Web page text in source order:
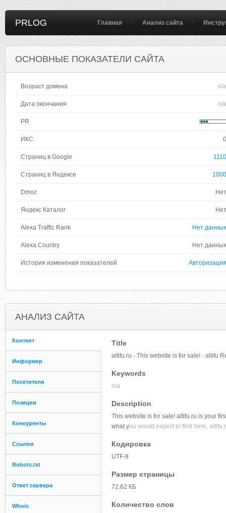
PRLOG Главная Анализ сайта
ОСНОВНЫЕ ПОКАЗАТЕЛИ САЙТА
Возраст домена n/a
Дата окончания n/a
PR
ИКС 0
Страниц в Google 1110
Страниц в Яндексе 1000
Dmoz Нет
Яндекс Каталог Нет
Alexa Traffic Rank Нет данных
Alexa Country Нет данных
История изменения показателей Авторизация
АНАЛИЗ САЙТА
Контент
Информер
Посетители
Позиции
Конкуренты
Ссылки
Robots.txt
Ответ сервера
Whois
Title
altifu.ru - This website is for sale! - altifu
Keywords
n/a
Description
This website is for sale! altifu.ru is your
what you would expect to find here,
Кодировка
UTF-8
Размер страницы
72.62 КБ
Количество слов